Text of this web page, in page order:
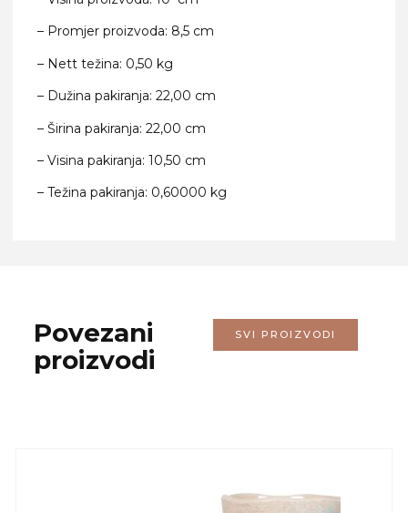
– Promjer proizvoda: 8,5 cm
– Nett težina: 0,50 kg
– Dužina pakiranja: 22,00 cm
– Širina pakiranja: 22,00 cm
– Visina pakiranja: 10,50 cm
– Težina pakiranja: 0,60000 kg
Povezani
proizvodi
SVI PROIZVODI